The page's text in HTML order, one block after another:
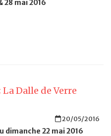
28 mai 2016
Dalle de Verre
20/05/2016
dimanche 22 mai 2016